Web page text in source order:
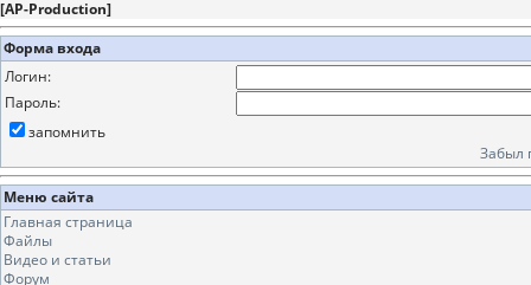
[AP-Production]
Форма входа
Логин:
Пароль:
запомнить
Забыл
Меню сайта
Главная страница
Файлы
Видео и статьи
Форум